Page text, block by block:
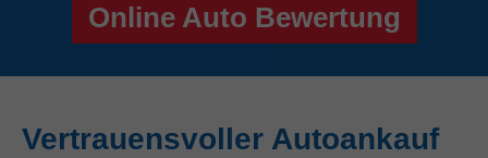
Online Auto Bewertung
Vertrauensvoller Autoankauf